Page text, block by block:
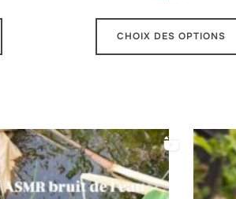
Ce
Les
options
peuvent
CHOIX DES OPTIONS